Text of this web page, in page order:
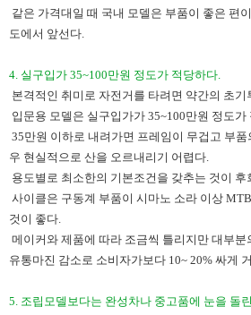
같은 가격대일 때 국내 모델은 부품이 좋은 편
도에서 앞선다.
4. 실구입가 35~100만원 정도가 적당하다.
본격적인 취미로 자전거를 타려면 약간의 초기
입문용 모델은 실구입가가 35~100만원 정도가
35만원 이하로 내려가면 프레임이 무겁고 부
우 현실적으로 산을 오르내리기 어렵다.
용도별로 최소한의 기본조건을 갖추는 것이 후
사이클은 구동계 부품이 시마노 소라 이상
것이 좋다.
메이커와 제품에 따라 조금씩 틀리지만 대부
유통마진 감소로 소비자가보다 10~ 20% 싸게
5. 조립모델보다는 완성차나 중고품에 눈을 돌